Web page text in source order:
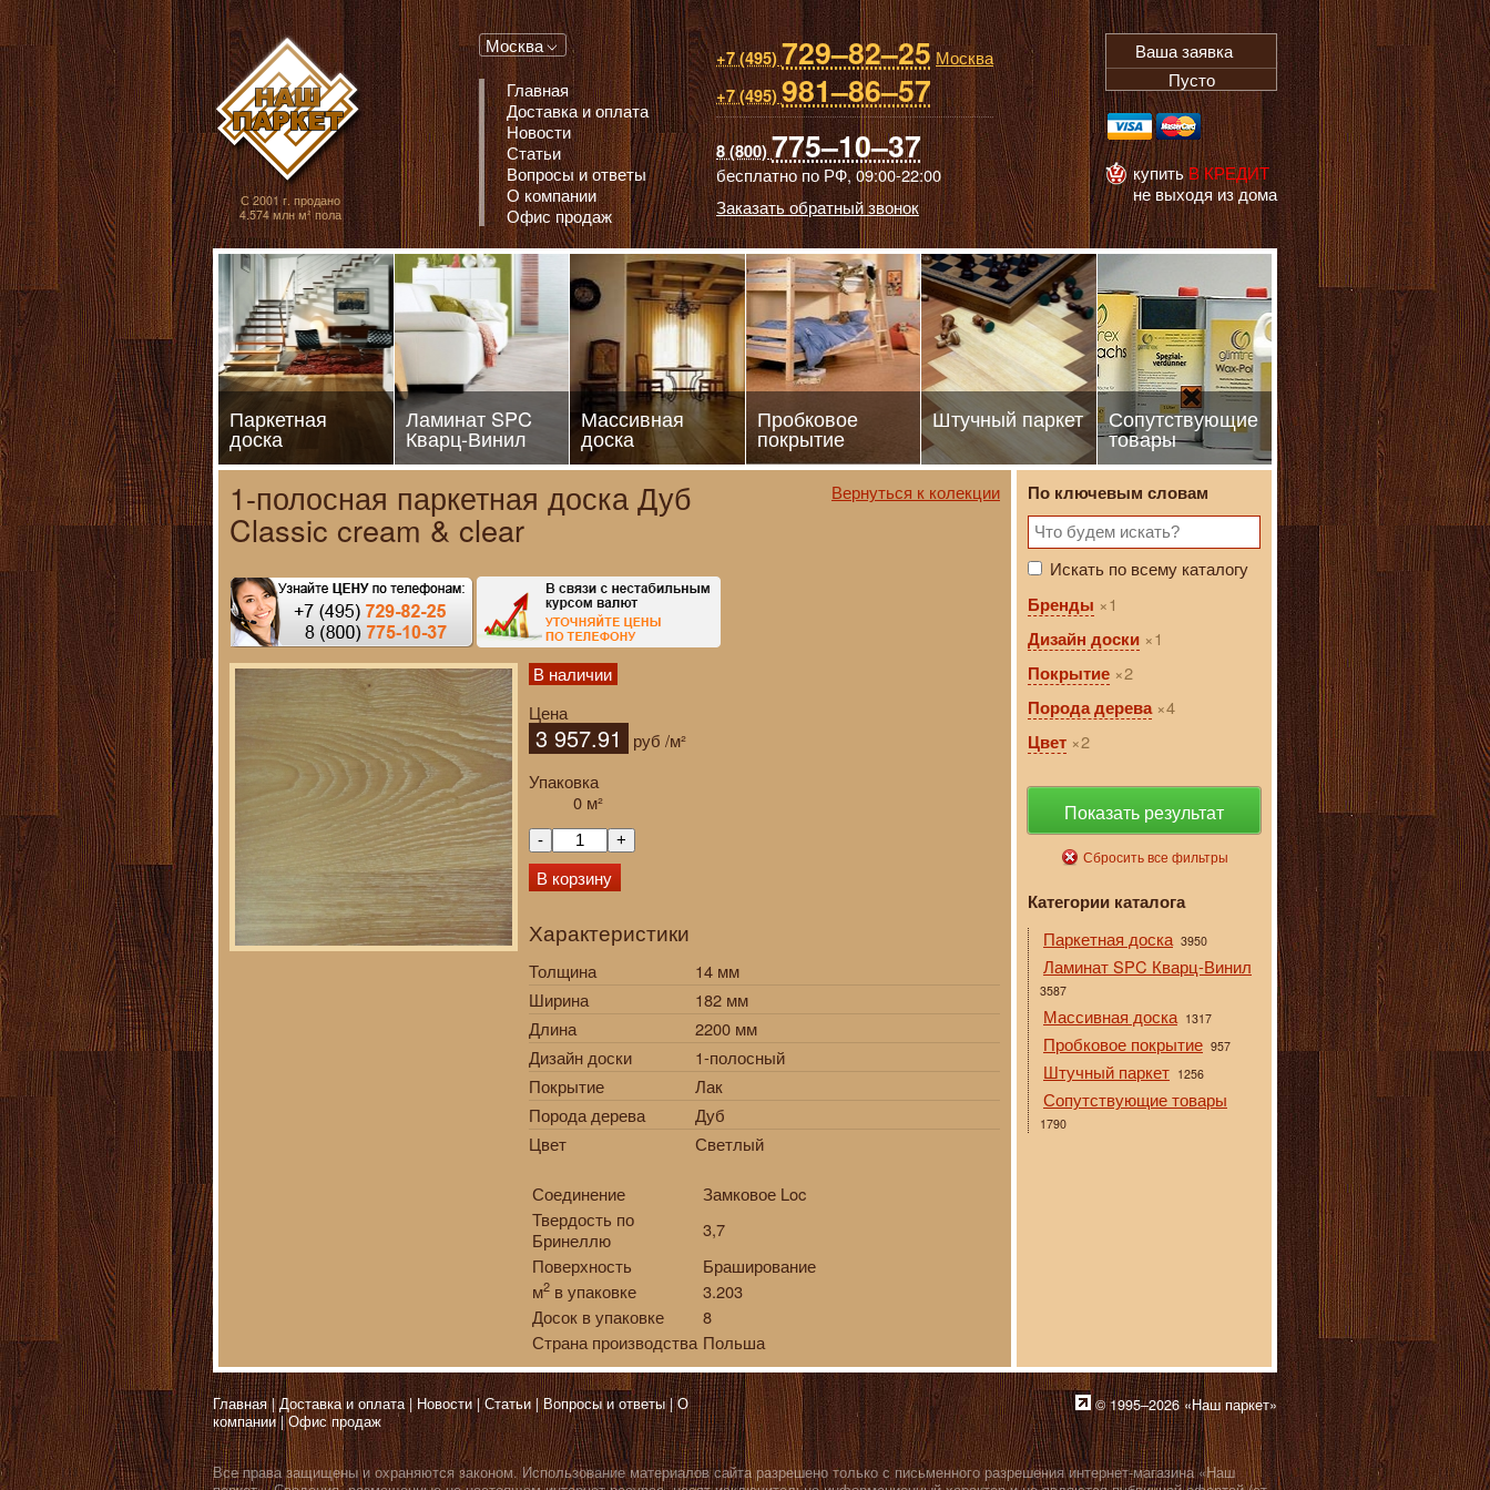
Паркет, Штучный паркет, Массивная доска, Ламинированный паркет
С 2001 г. продано
4.574 млн м² пола
Москва
Главная
Доставка и оплата
Новости
Статьи
Вопросы и ответы
О компании
Офис продаж
+7 (495)729–82–25 Москва
+7 (495)981–86–57
8 (800)775–10–37
бесплатно по РФ,09:00-22:00
Заказать обратный звонок
Ваша заявка
Пусто
купитьВ КРЕДИТ
не выходя из дома
Паркетная
доска
Ламинат SPC
Кварц-Винил
Массивная
доска
Пробковое
покрытие
Штучный паркет Сопутствующие
товары
1-полосная паркетная доска Дуб
Classic cream & clear
Вернуться к колекции
В наличии
Цена
3 957.91 руб /м²
Упаковка
0 м²
- +
В корзину
Характеристики
Толщина
14 мм
Ширина
182 мм
Длина
2200 мм
Дизайн доски
1-полосный
Покрытие
Лак
Порода дерева
Дуб
Цвет
Светлый
Соединение
Замковое Loc
Твердость по
Бринеллю
3,7
Поверхность
Браширование
м2 в упаковке
3.203
Досок в упаковке
8
Страна производства Польша
По ключевым словам
Искать по всему каталогу
Бренды
1
Дизайн доски
1
Покрытие
2
Порода дерева
4
Цвет
2
Показать результат
Сбросить все фильтры
Категории каталога
Паркетная доска 3950
Ламинат SPC Кварц-Винил
3587
Массивная доска 1317
Пробковое покрытие 957
Штучный паркет 1256
Сопутствующие товары
1790
Главная Доставка и оплата Новости Статьи Вопросы и ответы О
компании Офис продаж
© 1995–2026 «Наш паркет»
Все права защищены и охраняются законом. Использование материалов сайта разрешено только с письменного разрешения интернет-магазина «Наш